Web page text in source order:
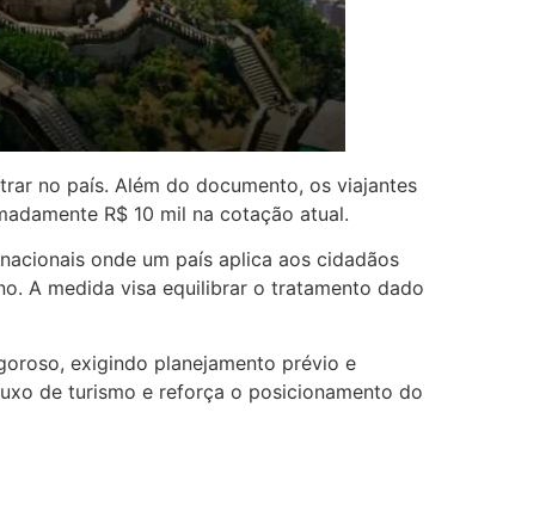
no país. Além do documento, os viajantes
R$ 10 mil na cotação atual.
onde um país aplica aos cidadãos
A medida visa equilibrar o tratamento dado
exigindo planejamento prévio e
de turismo e reforça o posicionamento do